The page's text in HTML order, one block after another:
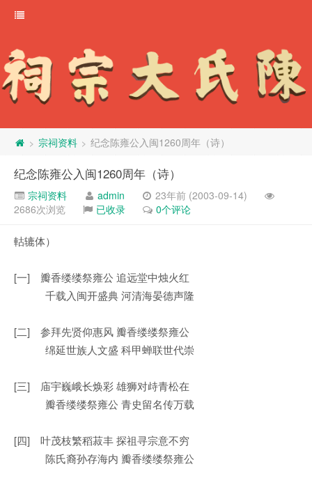
> 宗祠资料 > 纪念陈雍公入闽1260周年（诗）
纪念陈雍公入闽1260周年（诗）
宗祠资料 admin
23年前 (2003-09-14)
2686次浏览
已收录 0个评论
軲辘体）
[一] 瓣香缕缕祭雍公 追远堂中烛火红
千载入闽开盛典 河清海晏德声隆
[二] 参拜先贤仰惠风 瓣香缕缕祭雍公
绵延世族人文盛 科甲蝉联世代崇
[三] 庙宇巍峨长焕彩 雄狮对歭青松在
瓣香缕缕祭雍公 青史留名传万载
[四] 叶茂枝繁稻菽丰 探祖寻宗意不穷
陈氏裔孙存海内 瓣香缕缕祭雍公